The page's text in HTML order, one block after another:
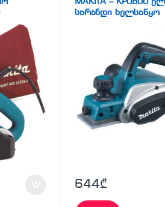
სარანდი ხელსაწყო
644₾